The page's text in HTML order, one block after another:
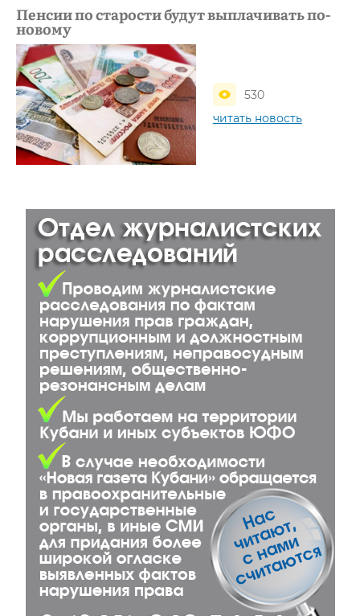
Пенсии по старости будут выплачивать по-
новому
530
читать новость